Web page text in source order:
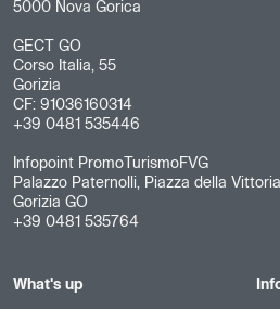
5000 Nova Gorica
GECT GO
Corso Italia, 55
Gorizia
CF: 91036160314
+39 0481 535446
Infopoint PromoTurismoFVG
Palazzo Paternolli, Piazza della
Gorizia GO
+39 0481 535764
What's up